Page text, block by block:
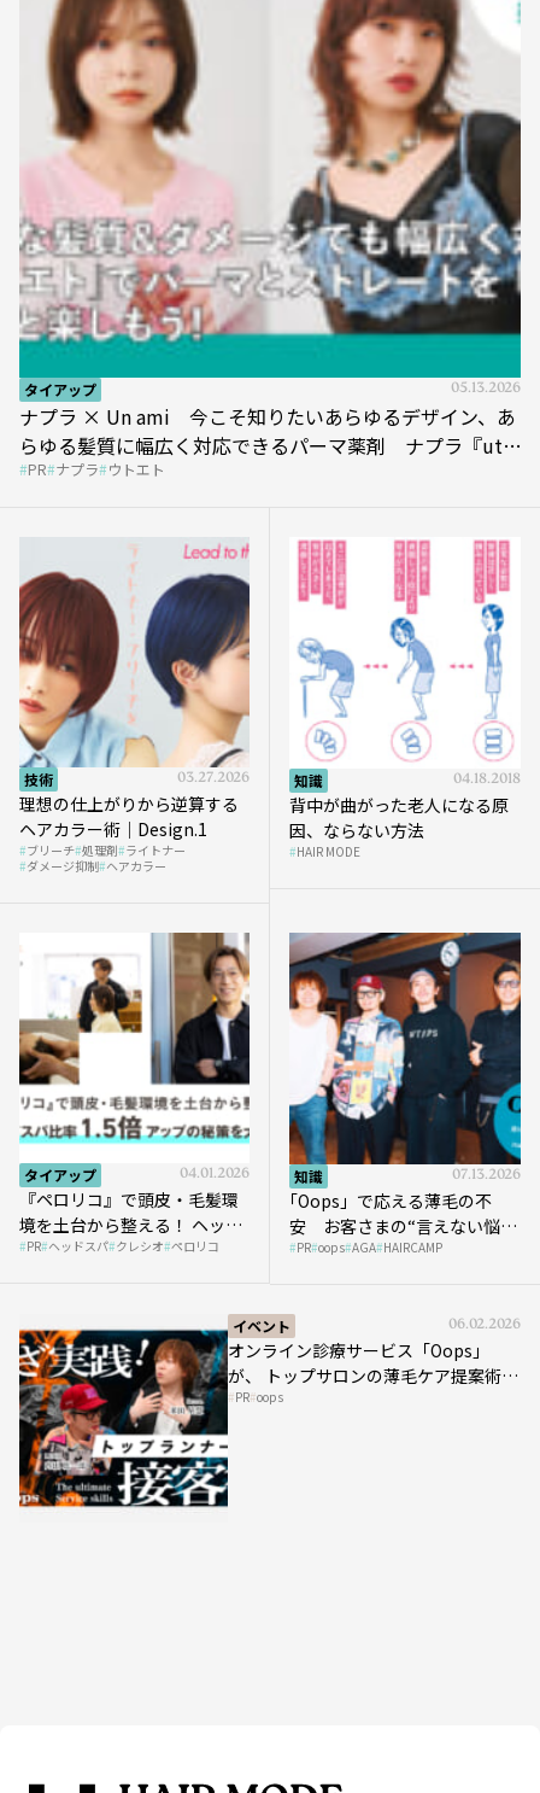
タイアップ 05.13.2026
ナプラ × Un ami 今こそ知りたいあらゆるデザイン、あ
らゆる髪質に幅広く対応できるパーマ薬剤 ナプラ『ut-
et』
PR ナプラ ウトエト
技術 03.27.2026
理想の仕上がりから逆算する
ヘアカラー術｜Design.1
ブリーチ 処理剤 ライトナー
ダメージ抑制 ヘアカラー
知識 04.18.2018
背中が曲がった老人になる原
因、ならない方法
HAIR MODE
タイアップ 04.01.2026
『ペロリコ』で頭皮・毛髪環
境を土台から整える！ ヘッド
スパ比率1.5倍アップの秘策を
PR ヘッドスパ クレシオ ペロリコ
知識 07.13.2026
｢Oops」で応える薄毛の不
安 お客さまの“言えない悩
み”にどう向き合う？ ＃01
PR oops AGA HAIRCAMP
イベント 06.02.2026
オンライン診療サービス「Oops」
が、 トップサロンの薄毛ケア提案術を
HAIRCAMPで公開！
PR oops